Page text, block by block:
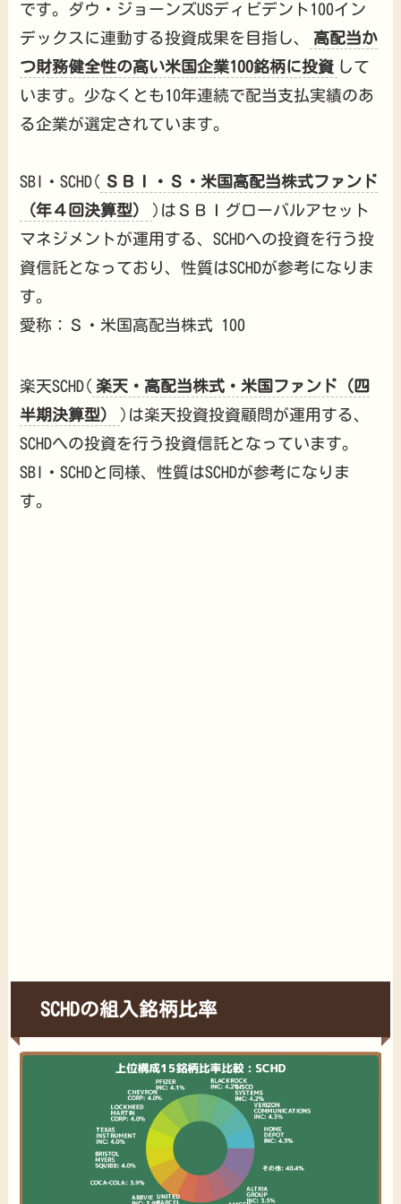
です。ダウ・ジョーンズUSディビデント100イン
デックスに連動する投資成果を目指し、
高配当か
つ財務健全性の高い米国企業100銘柄に投資 して
います。少なくとも10年連続で配当支払実績のあ
る企業が選定されています。
SBI・SCHD( ＳＢＩ・Ｓ・米国高配当株式ファンド
（年４回決算型）
)はＳＢＩグローバルアセット
マネジメントが運用する、SCHDへの投資を行う投
資信託となっており、性質はSCHDが参考になりま
す。
愛称：Ｓ・米国高配当株式 100
楽天SCHD( 楽天・高配当株式・米国ファンド（四
半期決算型）
)は楽天投資投資顧問が運用する、
SCHDへの投資を行う投資信託となっています。
SBI・SCHDと同様、性質はSCHDが参考になりま
す。
SCHDの組入銘柄比率